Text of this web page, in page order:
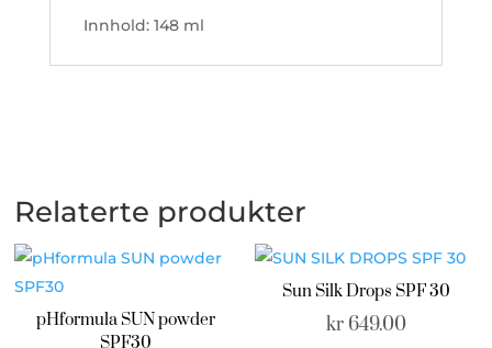
Innhold: 148 ml
Relaterte produkter
pHformula SUN powder
SPF30
Sun Silk Drops SPF 30
kr649.00